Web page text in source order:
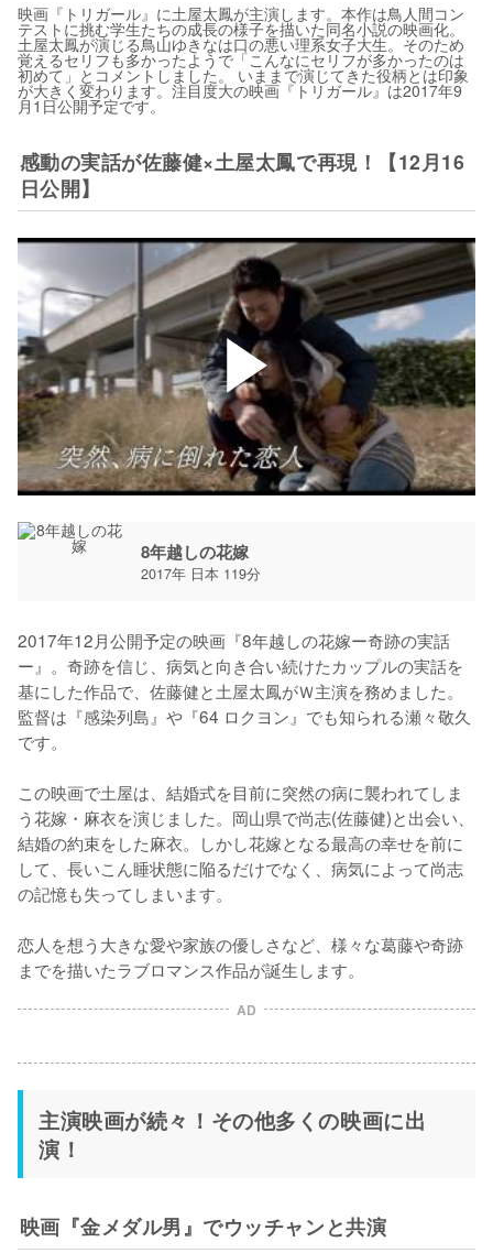
映画『トリガール』に土屋太鳳が主演します。本作は鳥人間コン
テストに挑む学生たちの成長の様子を描いた同名小説の映画化。
土屋太鳳が演じる鳥山ゆきなは口の悪い理系女子大生。そのため
覚えるセリフも多かったようで「こんなにセリフが多かったのは
初めて」とコメントしました。 いままで演じてきた役柄とは印象
が大きく変わります。注目度大の映画『トリガール』は2017年9
月1日公開予定です。
感動の実話が佐藤健×土屋太鳳で再現！【12月16
日公開】
8年越しの花嫁
2017年 日本 119分
2017年12月公開予定の映画『8年越しの花嫁ー奇跡の実話
ー』。奇跡を信じ、病気と向き合い続けたカップルの実話を
基にした作品で、佐藤健と土屋太鳳がＷ主演を務めました。
監督は『感染列島』や『64 ロクヨン』でも知られる瀬々敬久
です。
この映画で土屋は、結婚式を目前に突然の病に襲われてしま
う花嫁・麻衣を演じました。岡山県で尚志(佐藤健)と出会い、
結婚の約束をした麻衣。しかし花嫁となる最高の幸せを前に
して、長いこん睡状態に陥るだけでなく、病気によって尚志
の記憶も失ってしまいます。
恋人を想う大きな愛や家族の優しさなど、様々な葛藤や奇跡
までを描いたラブロマンス作品が誕生します。
AD
主演映画が続々！その他多くの映画に出
演！
映画『金メダル男』でウッチャンと共演